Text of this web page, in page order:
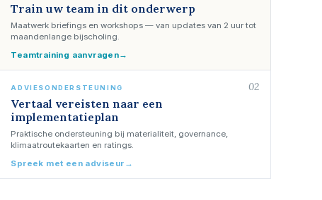
Train uw team in dit onderwerp
Maatwerk briefings en workshops — van updates van 2 uur tot
maandenlange bijscholing.
Teamtraining aanvragen→
ADVIESONDERSTEUNING 02
Vertaal vereisten naar een
implementatieplan
Praktische ondersteuning bij materialiteit, governance,
klimaatroutekaarten en ratings.
Spreek met een adviseur →